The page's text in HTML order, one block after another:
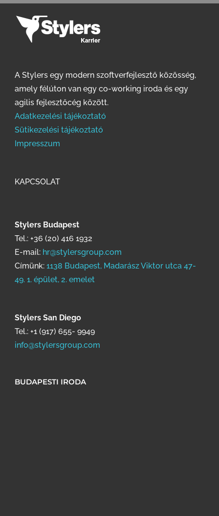
A Stylers egy modern szoftverfejlesztő közösség,
amely félúton van egy co-working iroda és egy
agilis fejlesztőcég között.
Adatkezelési tájékoztató
Sütikezelési tájékoztató
Impresszum
KAPCSOLAT
Stylers Budapest
Tel.: +36 (20) 416 1932
E-mail: hr@stylersgroup.com
Címünk: 1138 Budapest, Madarász Viktor utca 47-
49. 1. épület, 2. emelet
Stylers San Diego
Tel.: +1 (917) 655- 9949
info@stylersgroup.com
BUDAPESTI IRODA